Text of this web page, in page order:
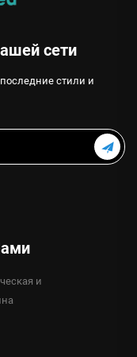
сети
стили и
и